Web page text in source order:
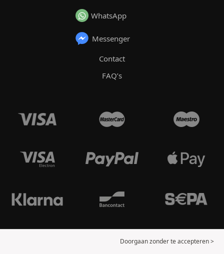
WhatsApp
Messenger
Contact
FAQ’s
Doorgaan zonder te accepteren >